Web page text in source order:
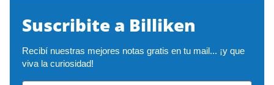
Suscribite a Billiken
Recibí nuestras mejores notas gratis en tu mail... ¡y que
viva la curiosidad!